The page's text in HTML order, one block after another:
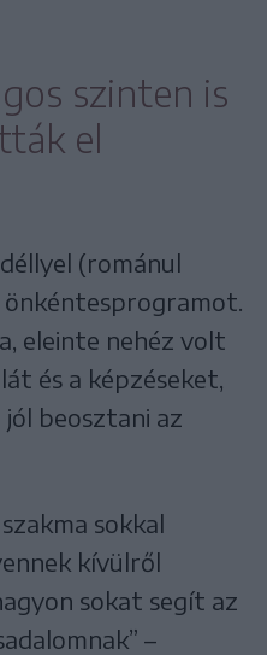
szinten is
el
(románul
önkéntesprogramot.
eleinte nehéz volt
és a képzéseket,
beosztani az
sokkal
kívülről
sokat segít az
–